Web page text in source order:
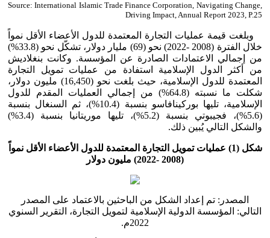
Source: International Islamic Trade Finance Corporation, Navigating Change,
Driving Impact, Annual Report 2023, P.25
وبلغت قيمة عمليات التجارة المعتمدة للدول الأعضاء الأقل نمواً
خلال الفترة (2008 -2022) نحو (69) مليار دولار، تشكّل نحو (33.8%)
من إجمالي الاعتمادات الصادرة عن المؤسسة. وكانت بنغلاديش
من أكثر الدول الإسلامية استفادة من عمليات تمويل التجارة
المعتمدة للدول الإسلامية، حيث بلغت نحو (16,450) مليون دولار،
شكلت ما نسبته (64.8%) من إجمالي العمليات المقدم للدول
الإسلامية، تليها بوركينافاسو بنسبة (10.4%)، ثم السنغال بنسبة
(5.6%)، فجيبوتي بنسبة (5.2%)، تليها موريتانيا بنسبة (3.4%)
والشكل التالي يُبين ذلك.
شكل (1) عمليات تمويل التجارة المعتمدة للدول الأعضاء الأقل نمواً
(2008 -2022) مليون دولار
المصدر: تم إعداد الشكل من الباحثين بالاعتماد على المصدر
التالي: المؤسسة الدولية الإسلامية لتمويل التجارة، التقرير السنوي
2022م.